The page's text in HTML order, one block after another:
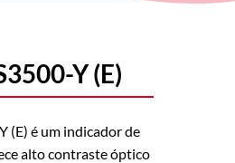
Y (E)
(E) é um indicador de
alto contraste óptico